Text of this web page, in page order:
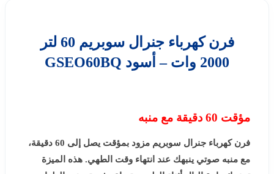
فرن كهرباء جنرال سوبريم 60 لتر
2000 وات – أسود GSEO60BQ
مؤقت 60 دقيقة مع منبه
فرن كهرباء جنرال سوبريم مزود بمؤقت يصل إلى 60 دقيقة،
مع منبه صوتي ينبهك عند انتهاء وقت الطهي. هذه الميزة